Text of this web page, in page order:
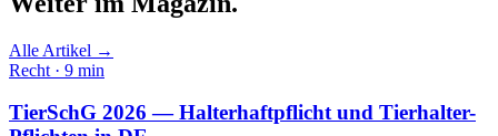
Alle Artikel →
Recht · 9 min
TierSchG 2026 — Halterhaftpflicht und Tierhalter-